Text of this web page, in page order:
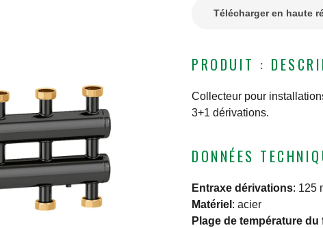
Télécharger en haute
PRODUIT :
Collecteur pour
3+1 dérivations.
DONNÉES
Entraxe dérivations: 125
Matériel : acier
Plage de température du